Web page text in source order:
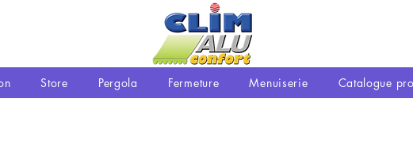
Store Pergola Fermeture Menuiserie Catalogue